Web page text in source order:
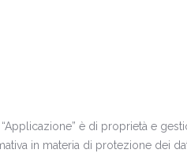
è di proprietà e
in materia di protezione dei